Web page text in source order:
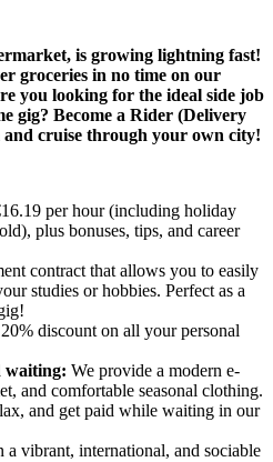
is growing lightning fast!
groceries in no time on our
you looking for the ideal side job
gig? Become a Rider (Delivery
cruise through your own city!
per hour (including holiday
plus bonuses, tips, and career
contract that allows you to easily
studies or hobbies. Perfect as a
discount on all your personal
waiting: We provide a modern e-
and comfortable seasonal clothing.
and get paid while waiting in our
a vibrant, international, and sociable